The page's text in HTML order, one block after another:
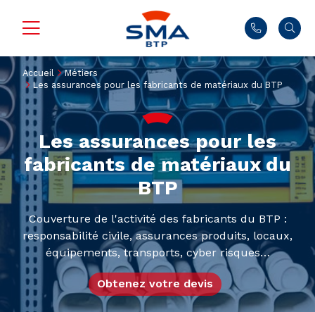
Accueil
Métiers
Les assurances pour les fabricants de matériaux du BTP
Les assurances pour les
fabricants de matériaux du
BTP
Couverture de l'activité des fabricants du BTP :
responsabilité civile, assurances produits, locaux,
équipements, transports, cyber risques…
Obtenez votre devis